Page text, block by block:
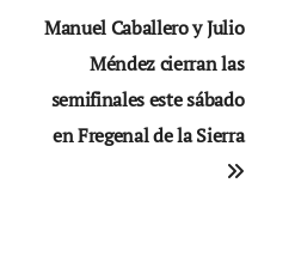
Manuel Caballero y Julio
Méndez cierran las
semifinales este sábado
en Fregenal de la Sierra